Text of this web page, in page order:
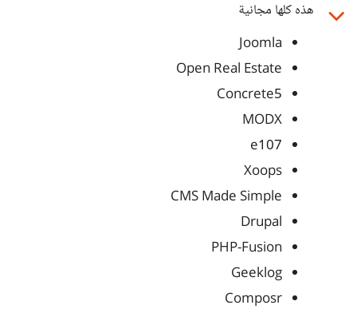
هذه كلها مجانية
Joomla
Open Real Estate
Concrete5
MODX
e107
Xoops
CMS Made Simple
Drupal
PHP-Fusion
Geeklog
Composr